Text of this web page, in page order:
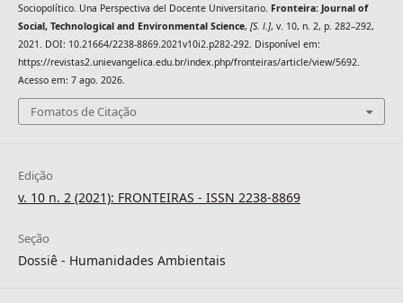
Sociopolítico. Una Perspectiva del Docente Universitario. Fronteira: Journal of
Social, Technological and Environmental Science, [S. l.], v. 10, n. 2, p. 282–292,
2021. DOI: 10.21664/2238-8869.2021v10i2.p282-292. Disponível em:
https://revistas2.unievangelica.edu.br/index.php/fronteiras/article/view/5692.
Acesso em: 7 ago. 2026.
Fomatos de Citação
Edição
v. 10 n. 2 (2021): FRONTEIRAS - ISSN 2238-8869
Seção
Dossiê - Humanidades Ambientais